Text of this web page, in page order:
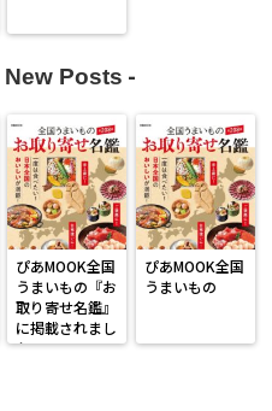
New Posts -
ぴあMOOK全国
うまいもの『お
取り寄せ名鑑』
に掲載されまし
た。
ぴあMOOK全国
うまいもの